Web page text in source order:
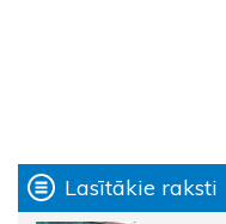
Lasītākie raksti